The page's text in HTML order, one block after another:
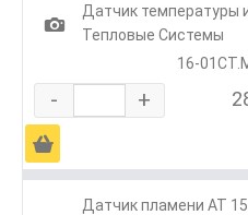
1
Датчик температуры
Тепловые Системы
16-
- +
Ä
Датчик пламени АТ